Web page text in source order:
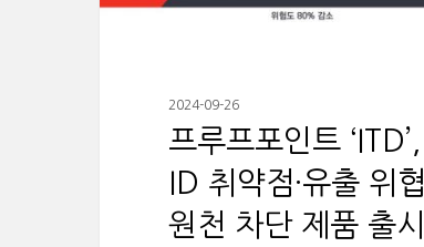
2024-09-26
프루프포인트 ‘ITD’,
ID 취약점·유출 위협
원천 차단 제품 출시